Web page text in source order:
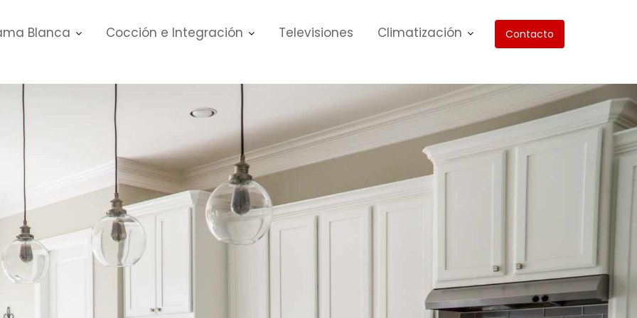
Contacto
Blanca Cocción e Integración Televisiones Climatización